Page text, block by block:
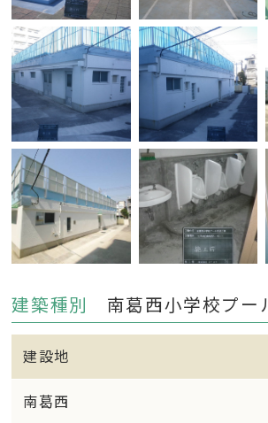
建築種別 南葛西小学校プー
建設地
南葛西